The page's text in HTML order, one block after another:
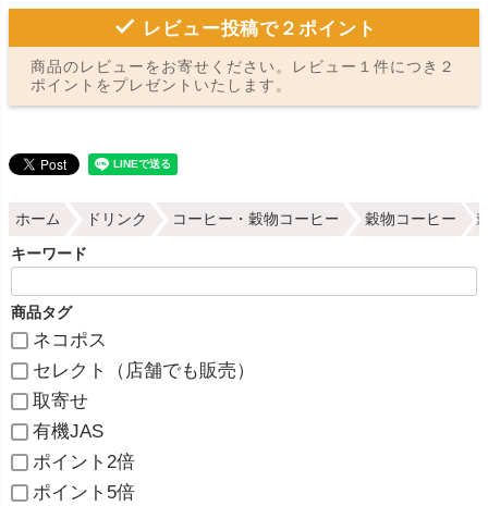
レビュー投稿で２ポイント
商品のレビューをお寄せください。レビュー１件につき２
ポイントをプレゼントいたします。
ホーム ドリンク コーヒー・穀物コーヒー 穀物コーヒー
キーワード
商品タグ
ネコポス
セレクト（店舗でも販売）
取寄せ
有機JAS
ポイント2倍
ポイント5倍